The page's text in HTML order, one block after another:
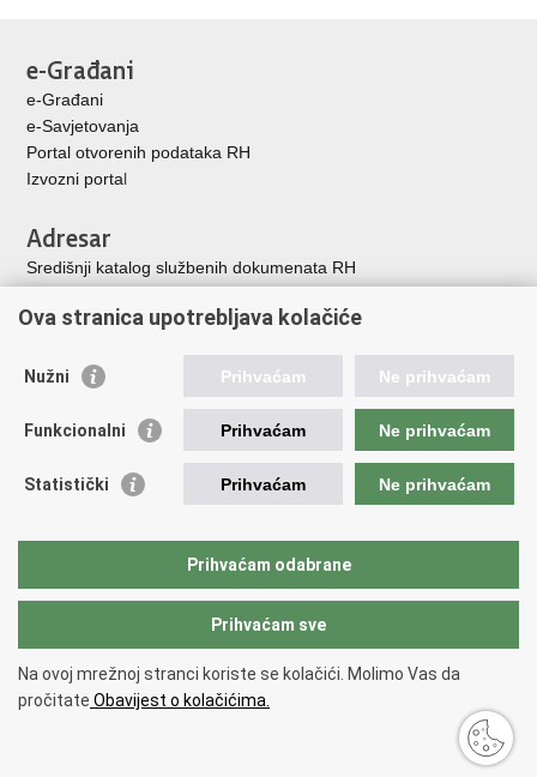
Facebooku
X-
e-Građani
e-Građani
e-Savjetovanja
Portal otvorenih podataka RH
Izvozni portal
Adresar
Središnji katalog službenih dokumenata RH
Adresar političkih stranaka u RH
Vlada Republike Hrvatske
Memorijalni centar Domovinskog rata Vukovar
Zaklada hrvatskih branitelja iz Domovinskog rata
Pučki pravobranitelj
Povjerenik za informiranje
Copyright © 2026 Ministarstvo hrvatskih branitelja Republike Hrvatske.
Uvjeti korištenja.
Ova stranica upotrebljava kolačiće
Nužni Prihvaćam Ne prihvaćam
Funkcionalni Prihvaćam Ne prihvaćam
Statistički Prihvaćam Ne prihvaćam
Prihvaćam odabrane
Prihvaćam sve
Na ovoj mrežnoj stranci koriste se kolačići. Molimo Vas da
pročitate Obavijest o kolačićima.